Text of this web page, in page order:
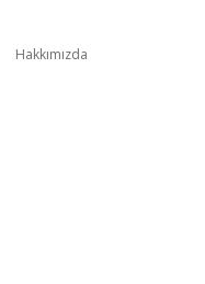
Hakkımızda